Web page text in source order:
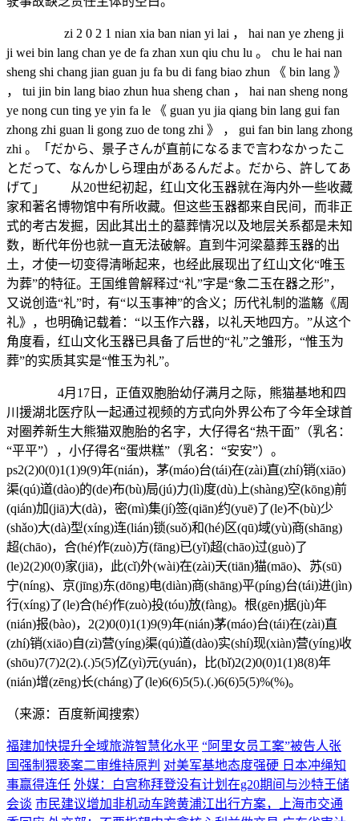
zi 2 0 2 1 nian xia ban nian yi lai ， hai nan ye zheng ji
ji wei bin lang chan ye de fa zhan xun qiu chu lu 。 chu le hai nan
sheng shi chang jian guan ju fa bu di fang biao zhun 《 bin lang 》
， tui jin bin lang biao zhun hua sheng chan ， hai nan sheng nong
ye nong cun ting ye yin fa le 《 guan yu jia qiang bin lang gui fan
zhong zhi guan li gong zuo de tong zhi 》 ， gui fan bin lang zhong
zhi 。「だから、景子さんが直前になるまで言わなかったこ
とだって、なんかしら理由があるんだよ。だから、許してあ
げて」 从20世纪初起，红山文化玉器就在海内外一些收藏
家和著名博物馆中有所收藏。但这些玉器都来自民间，而非正
式的考古发掘，因此其出土的墓葬情况以及地层关系都是未知
数，断代年份也就一直无法破解。直到牛河梁墓葬玉器的出
土，才使一切变得清晰起来，也经此展现出了红山文化“唯玉
为葬”的特征。王国维曾解释过“礼”字是“象二玉在器之形”，
又说创造“礼”时，有“以玉事神”的含义；历代礼制的滥觞《周
礼》，也明确记载着：“以玉作六器，以礼天地四方。”从这个
角度看，红山文化玉器已具备了后世的“礼”之雏形，“惟玉为
葬”的实质其实是“惟玉为礼”。
4月17日，正值双胞胎幼仔满月之际，熊猫基地和四
川援湖北医疗队一起通过视频的方式向外界公布了今年全球首
对圈养新生大熊猫双胞胎的名字，大仔得名“热干面”（乳名：
“平平”），小仔得名“蛋烘糕”（乳名：“安安”）。
ps2(2)0(0)1(1)9(9)年(nián)，茅(máo)台(tái)在(zài)直(zhí)销(xiāo)
渠(qú)道(dào)的(de)布(bù)局(jú)力(lì)度(dù)上(shàng)空(kōng)前
(qián)加(jiā)大(dà)，密(mì)集(jí)签(qiān)约(yuē)了(le)不(bù)少
(shǎo)大(dà)型(xíng)连(lián)锁(suǒ)和(hé)区(qū)域(yù)商(shāng)
超(chāo)，合(hé)作(zuò)方(fāng)已(yǐ)超(chāo)过(guò)了
(le)2(2)0(0)家(jiā)，此(cǐ)外(wài)在(zài)天(tiān)猫(māo)、苏(sū)
宁(níng)、京(jīng)东(dōng)电(diàn)商(shāng)平(píng)台(tái)进(jìn)
行(xíng)了(le)合(hé)作(zuò)投(tóu)放(fàng)。根(gēn)据(jù)年
(nián)报(bào)，2(2)0(0)1(1)9(9)年(nián)茅(máo)台(tái)在(zài)直
(zhí)销(xiāo)自(zì)营(yíng)渠(qú)道(dào)实(shí)现(xiàn)营(yíng)收
(shōu)7(7)2(2).(.)5(5)亿(yì)元(yuán)，比(bǐ)2(2)0(0)1(1)8(8)年
(nián)增(zēng)长(cháng)了(le)6(6)5(5).(.)6(6)5(5)%(%)。
（来源：百度新闻搜索）
福建加快提升全域旅游智慧化水平 “阿里女员工案”被告人张
国强制猥亵案二审维持原判 对美军基地态度强硬 日本冲绳知
事赢得连任 外媒：白宫称拜登没有计划在g20期间与沙特王储
会谈 市民建议增加非机动车跨黄浦江出行方案，上海市交通